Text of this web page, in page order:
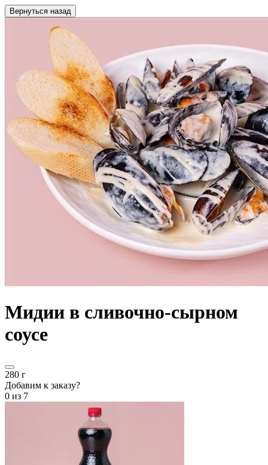
Вернуться назад
Мидии в сливочно-сырном
соусе
280 г
Добавим к заказу?
0 из 7